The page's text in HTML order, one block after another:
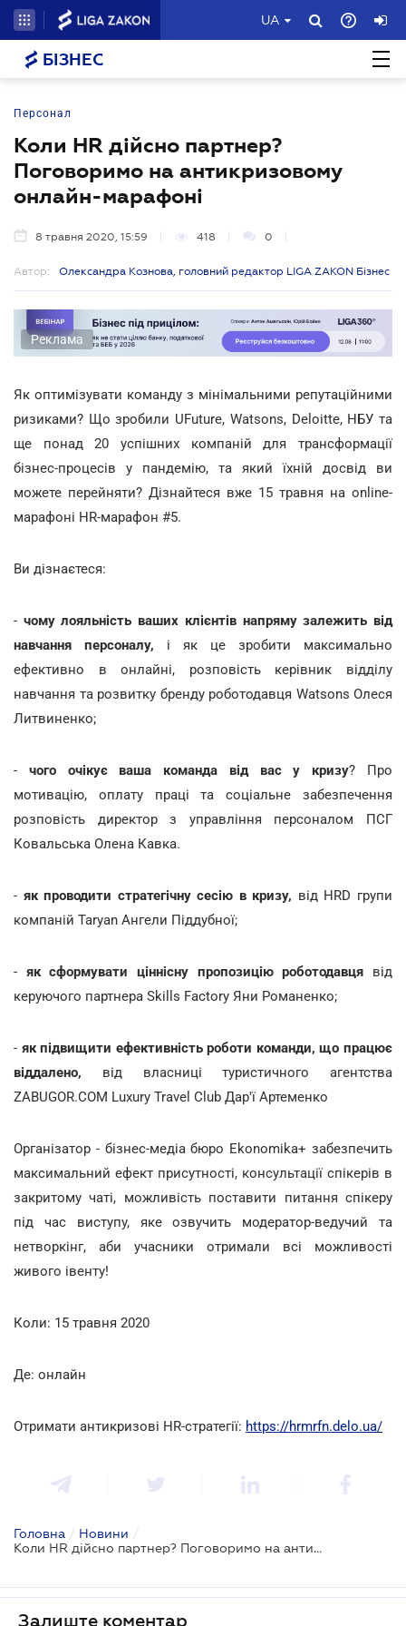
UA
БІЗНЕС
Персонал
Коли HR дійсно партнер?
Поговоримо на антикризовому
онлайн-марафоні
8 травня 2020, 15:59 418 0
Автор: Олександра Кознова, головний редактор LIGA ZAKON Бізнес
Реклама
Як оптимізувати команду з мінімальними репутаційними
ризиками? Що зробили UFuture, Watsons, Deloitte, НБУ та
ще понад 20 успішних компаній для трансформації
бізнес-процесів у пандемію, та який їхній досвід ви
можете перейняти? Дізнайтеся вже 15 травня на online-
марафоні HR-марафон #5.
Ви дізнаєтеся:
- чому лояльність ваших клієнтів напряму залежить від
навчання персоналу, і як це зробити максимально
ефективно в онлайні, розповість керівник відділу
навчання та розвитку бренду роботодавця Watsons Олеся
Литвиненко;
- чого очікує ваша команда від вас у кризу? Про
мотивацію, оплату праці та соціальне забезпечення
розповість директор з управління персоналом ПСГ
Ковальська Олена Кавка.
- як проводити стратегічну сесію в кризу, від HRD групи
компаній Taryan Ангели Піддубної;
- як сформувати ціннісну пропозицію роботодавця від
керуючого партнера Skills Factory Яни Романенко;
- як підвищити ефективність роботи команди, що працює
віддалено, від власниці туристичного агентства
ZABUGOR.COM Luxury Travel Club Дар'ї Артеменко
Організатор - бізнес-медіа бюро Ekonomika+ забезпечить
максимальний ефект присутності, консультації спікерів в
закритому чаті, можливість поставити питання спікеру
під час виступу, яке озвучить модератор-ведучий та
нетворкінг, аби учасники отримали всі можливості
живого івенту!
Коли: 15 травня 2020
Де: онлайн
Отримати антикризові HR-стратегії: https://hrmrfn.delo.ua/
Головна / Новини /
Коли HR дійсно партнер? Поговоримо на антикризовому онлайн-марафоні
Залиште коментар